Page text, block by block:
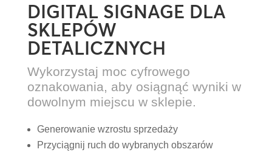
DIGITAL SIGNAGE DLA
SKLEPÓW
DETALICZNYCH
Wykorzystaj moc cyfrowego
oznakowania, aby osiągnąć wyniki w
dowolnym miejscu w sklepie.
Generowanie wzrostu sprzedaży
Przyciągnij ruch do wybranych obszarów